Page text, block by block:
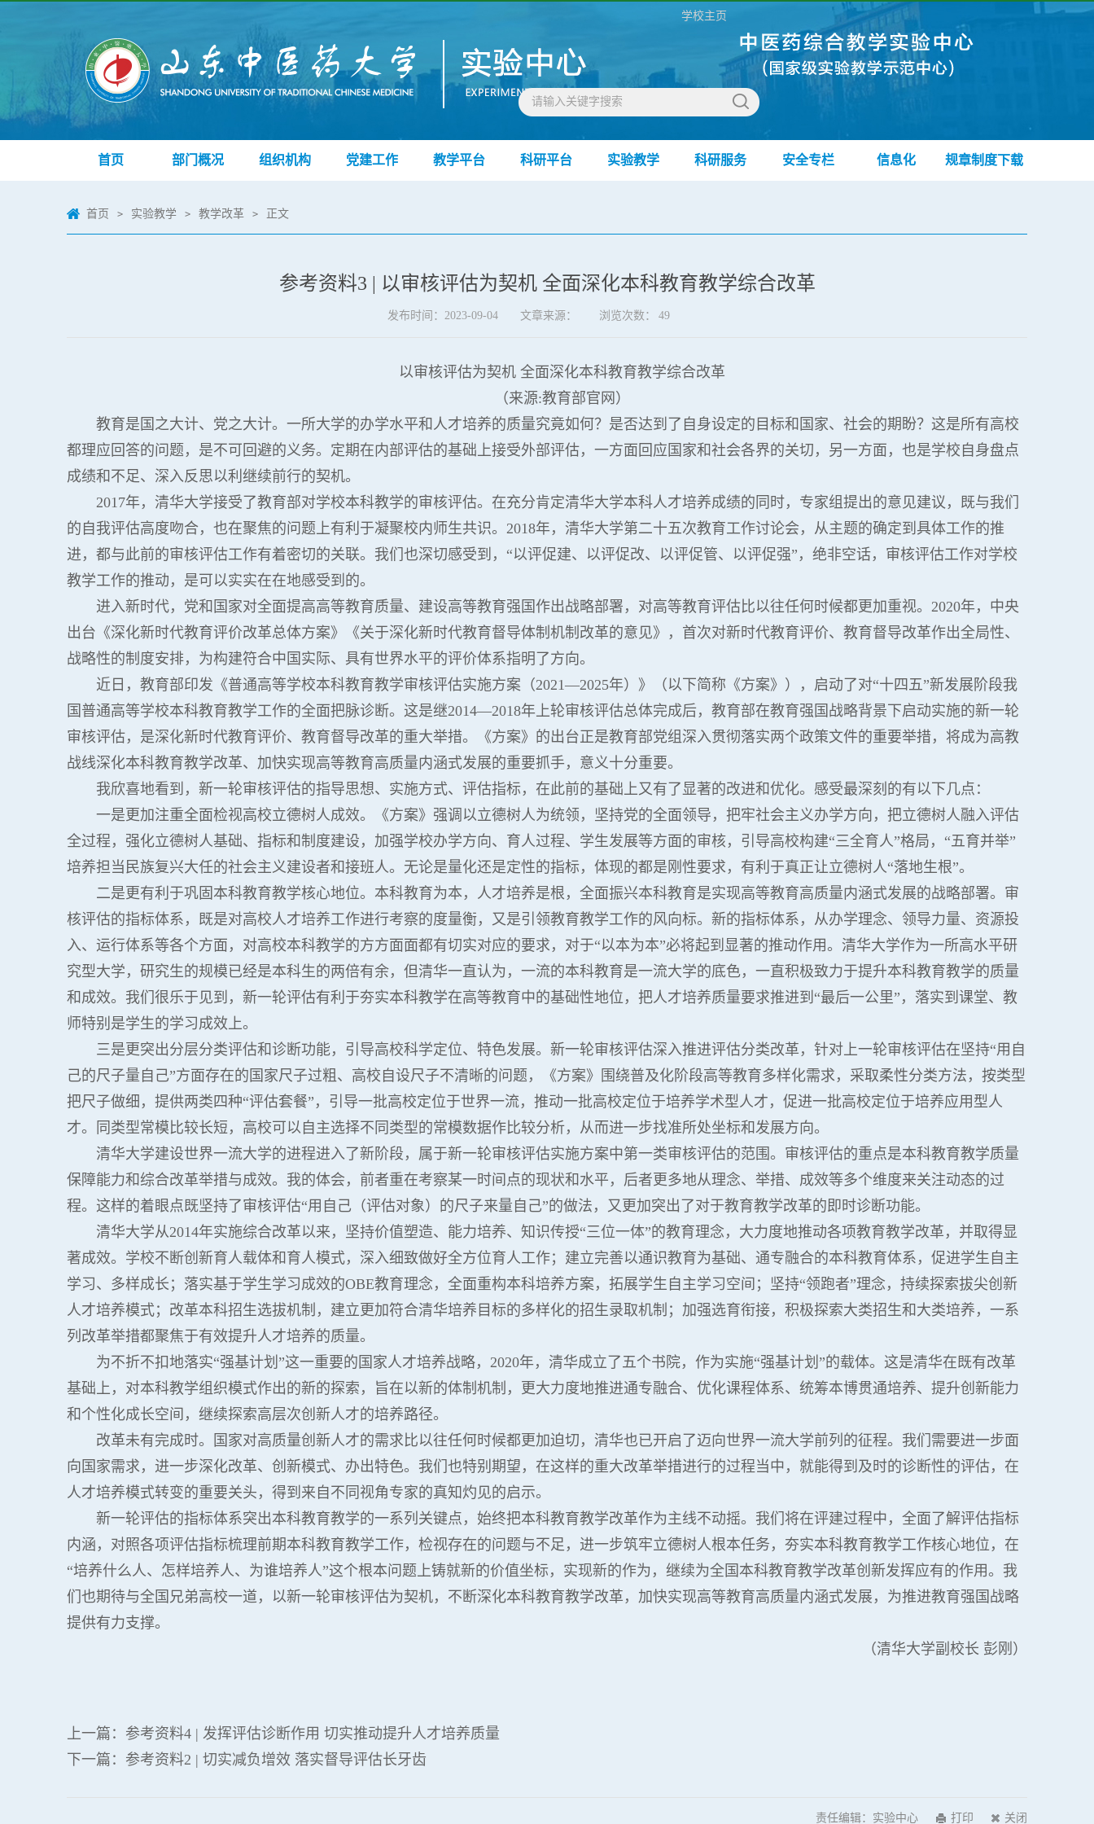
学校主页
首页 部门概况 组织机构 党建工作 教学平台 科研平台 实验教学 科研服务 安全专栏 信息化 规章制度下载
首页 > 实验教学 > 教学改革 > 正文
参考资料3 | 以审核评估为契机 全面深化本科教育教学综合改革
发布时间：2023-09-04 文章来源： 浏览次数： 49
以审核评估为契机 全面深化本科教育教学综合改革
（来源:教育部官网）
教育是国之大计、党之大计。一所大学的办学水平和人才培养的质量究竟如何？是否达到了自身设定的目标和国家、社会的期盼？这是所有高校
都理应回答的问题，是不可回避的义务。定期在内部评估的基础上接受外部评估，一方面回应国家和社会各界的关切，另一方面，也是学校自身盘点
成绩和不足、深入反思以利继续前行的契机。
2017年，清华大学接受了教育部对学校本科教学的审核评估。在充分肯定清华大学本科人才培养成绩的同时，专家组提出的意见建议，既与我们
的自我评估高度吻合，也在聚焦的问题上有利于凝聚校内师生共识。2018年，清华大学第二十五次教育工作讨论会，从主题的确定到具体工作的推
进，都与此前的审核评估工作有着密切的关联。我们也深切感受到，“以评促建、以评促改、以评促管、以评促强”，绝非空话，审核评估工作对学校
教学工作的推动，是可以实实在在地感受到的。
进入新时代，党和国家对全面提高高等教育质量、建设高等教育强国作出战略部署，对高等教育评估比以往任何时候都更加重视。2020年，中央
出台《深化新时代教育评价改革总体方案》《关于深化新时代教育督导体制机制改革的意见》，首次对新时代教育评价、教育督导改革作出全局性、
战略性的制度安排，为构建符合中国实际、具有世界水平的评价体系指明了方向。
近日，教育部印发《普通高等学校本科教育教学审核评估实施方案（2021—2025年）》（以下简称《方案》），启动了对“十四五”新发展阶段我
国普通高等学校本科教育教学工作的全面把脉诊断。这是继2014—2018年上轮审核评估总体完成后，教育部在教育强国战略背景下启动实施的新一轮
审核评估，是深化新时代教育评价、教育督导改革的重大举措。《方案》的出台正是教育部党组深入贯彻落实两个政策文件的重要举措，将成为高教
战线深化本科教育教学改革、加快实现高等教育高质量内涵式发展的重要抓手，意义十分重要。
我欣喜地看到，新一轮审核评估的指导思想、实施方式、评估指标，在此前的基础上又有了显著的改进和优化。感受最深刻的有以下几点：
一是更加注重全面检视高校立德树人成效。《方案》强调以立德树人为统领，坚持党的全面领导，把牢社会主义办学方向，把立德树人融入评估
全过程，强化立德树人基础、指标和制度建设，加强学校办学方向、育人过程、学生发展等方面的审核，引导高校构建“三全育人”格局，“五育并举”
培养担当民族复兴大任的社会主义建设者和接班人。无论是量化还是定性的指标，体现的都是刚性要求，有利于真正让立德树人“落地生根”。
二是更有利于巩固本科教育教学核心地位。本科教育为本，人才培养是根，全面振兴本科教育是实现高等教育高质量内涵式发展的战略部署。审
核评估的指标体系，既是对高校人才培养工作进行考察的度量衡，又是引领教育教学工作的风向标。新的指标体系，从办学理念、领导力量、资源投
入、运行体系等各个方面，对高校本科教学的方方面面都有切实对应的要求，对于“以本为本”必将起到显著的推动作用。清华大学作为一所高水平研
究型大学，研究生的规模已经是本科生的两倍有余，但清华一直认为，一流的本科教育是一流大学的底色，一直积极致力于提升本科教育教学的质量
和成效。我们很乐于见到，新一轮评估有利于夯实本科教学在高等教育中的基础性地位，把人才培养质量要求推进到“最后一公里”，落实到课堂、教
师特别是学生的学习成效上。
三是更突出分层分类评估和诊断功能，引导高校科学定位、特色发展。新一轮审核评估深入推进评估分类改革，针对上一轮审核评估在坚持“用自
己的尺子量自己”方面存在的国家尺子过粗、高校自设尺子不清晰的问题，《方案》围绕普及化阶段高等教育多样化需求，采取柔性分类方法，按类型
把尺子做细，提供两类四种“评估套餐”，引导一批高校定位于世界一流，推动一批高校定位于培养学术型人才，促进一批高校定位于培养应用型人
才。同类型常模比较长短，高校可以自主选择不同类型的常模数据作比较分析，从而进一步找准所处坐标和发展方向。
清华大学建设世界一流大学的进程进入了新阶段，属于新一轮审核评估实施方案中第一类审核评估的范围。审核评估的重点是本科教育教学质量
保障能力和综合改革举措与成效。我的体会，前者重在考察某一时间点的现状和水平，后者更多地从理念、举措、成效等多个维度来关注动态的过
程。这样的着眼点既坚持了审核评估“用自己（评估对象）的尺子来量自己”的做法，又更加突出了对于教育教学改革的即时诊断功能。
清华大学从2014年实施综合改革以来，坚持价值塑造、能力培养、知识传授“三位一体”的教育理念，大力度地推动各项教育教学改革，并取得显
著成效。学校不断创新育人载体和育人模式，深入细致做好全方位育人工作；建立完善以通识教育为基础、通专融合的本科教育体系，促进学生自主
学习、多样成长；落实基于学生学习成效的OBE教育理念，全面重构本科培养方案，拓展学生自主学习空间；坚持“领跑者”理念，持续探索拔尖创新
人才培养模式；改革本科招生选拔机制，建立更加符合清华培养目标的多样化的招生录取机制；加强选育衔接，积极探索大类招生和大类培养，一系
列改革举措都聚焦于有效提升人才培养的质量。
为不折不扣地落实“强基计划”这一重要的国家人才培养战略，2020年，清华成立了五个书院，作为实施“强基计划”的载体。这是清华在既有改革
基础上，对本科教学组织模式作出的新的探索，旨在以新的体制机制，更大力度地推进通专融合、优化课程体系、统筹本博贯通培养、提升创新能力
和个性化成长空间，继续探索高层次创新人才的培养路径。
改革未有完成时。国家对高质量创新人才的需求比以往任何时候都更加迫切，清华也已开启了迈向世界一流大学前列的征程。我们需要进一步面
向国家需求，进一步深化改革、创新模式、办出特色。我们也特别期望，在这样的重大改革举措进行的过程当中，就能得到及时的诊断性的评估，在
人才培养模式转变的重要关头，得到来自不同视角专家的真知灼见的启示。
新一轮评估的指标体系突出本科教育教学的一系列关键点，始终把本科教育教学改革作为主线不动摇。我们将在评建过程中，全面了解评估指标
内涵，对照各项评估指标梳理前期本科教育教学工作，检视存在的问题与不足，进一步筑牢立德树人根本任务，夯实本科教育教学工作核心地位，在
“培养什么人、怎样培养人、为谁培养人”这个根本问题上铸就新的价值坐标，实现新的作为，继续为全国本科教育教学改革创新发挥应有的作用。我
们也期待与全国兄弟高校一道，以新一轮审核评估为契机，不断深化本科教育教学改革，加快实现高等教育高质量内涵式发展，为推进教育强国战略
提供有力支撑。
（清华大学副校长 彭刚）
上一篇： 参考资料4 | 发挥评估诊断作用 切实推动提升人才培养质量
下一篇： 参考资料2 | 切实减负增效 落实督导评估长牙齿
关闭
打印
责任编辑：实验中心